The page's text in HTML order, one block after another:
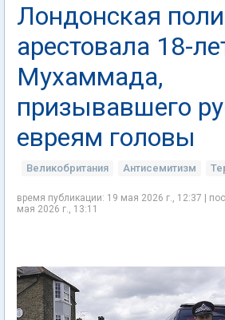
Лондонская
арестовала 18-
Мухаммада,
призывавшего
евреям головы
Великобритания Антисемитизм
время публикации: 19 мая 2026 г., 12:37 |
мая 2026 г., 13:11